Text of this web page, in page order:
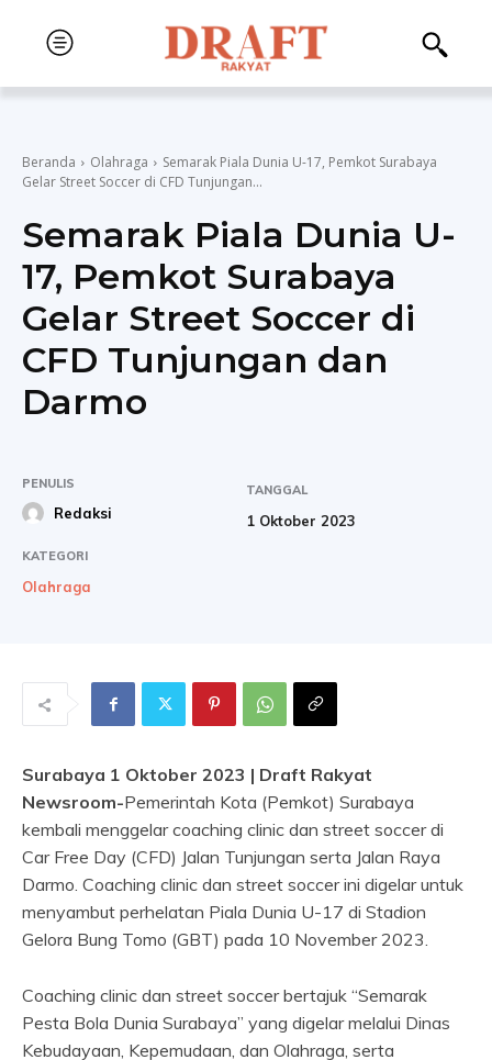
Beranda Olahraga
Semarak Piala Dunia U-17, Pemkot Surabaya
Gelar Street Soccer di CFD Tunjungan...
Semarak Piala Dunia U-
17, Pemkot Surabaya
Gelar Street Soccer di
CFD Tunjungan dan
Darmo
PENULIS
Redaksi
TANGGAL
1 Oktober 2023
KATEGORI
Olahraga
Surabaya 1 Oktober 2023 | Draft Rakyat
Newsroom-Pemerintah Kota (Pemkot) Surabaya
kembali menggelar coaching clinic dan street soccer di
Car Free Day (CFD) Jalan Tunjungan serta Jalan Raya
Darmo. Coaching clinic dan street soccer ini digelar untuk
menyambut perhelatan Piala Dunia U-17 di Stadion
Gelora Bung Tomo (GBT) pada 10 November 2023.
Coaching clinic dan street soccer bertajuk “Semarak
Pesta Bola Dunia Surabaya” yang digelar melalui Dinas
Kebudayaan, Kepemudaan, dan Olahraga, serta